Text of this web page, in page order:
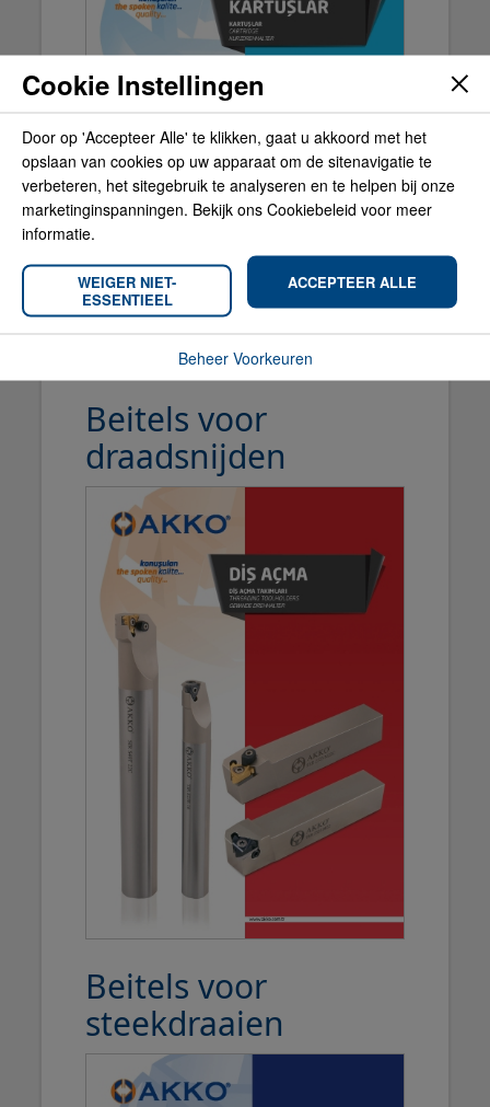
Beitels voor
draadsnijden
Beitels voor
steekdraaien
Cookie Instellingen
Door op 'Accepteer Alle' te klikken, gaat u akkoord met het
opslaan van cookies op uw apparaat om de sitenavigatie te
verbeteren, het sitegebruik te analyseren en te helpen bij onze
marketinginspanningen. Bekijk ons Cookiebeleid voor meer
informatie.
WEIGER NIET-
ESSENTIEEL
ACCEPTEER ALLE
Beheer Voorkeuren